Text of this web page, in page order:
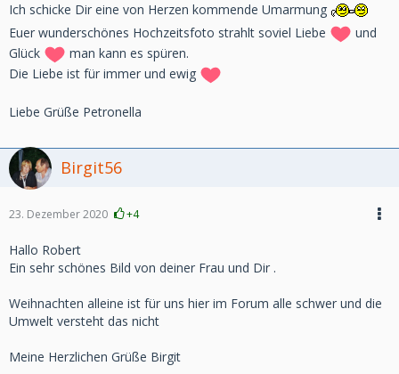
Ich schicke Dir eine von Herzen kommende Umarmung
Euer wunderschönes Hochzeitsfoto strahlt soviel Liebe
und
Glück
man kann es spüren.
Die Liebe ist für immer und ewig
Liebe Grüße Petronella
Birgit56
23. Dezember 2020 +4
Hallo Robert
Ein sehr schönes Bild von deiner Frau und Dir .
Weihnachten alleine ist für uns hier im Forum alle schwer und die
Umwelt versteht das nicht
Meine Herzlichen Grüße Birgit